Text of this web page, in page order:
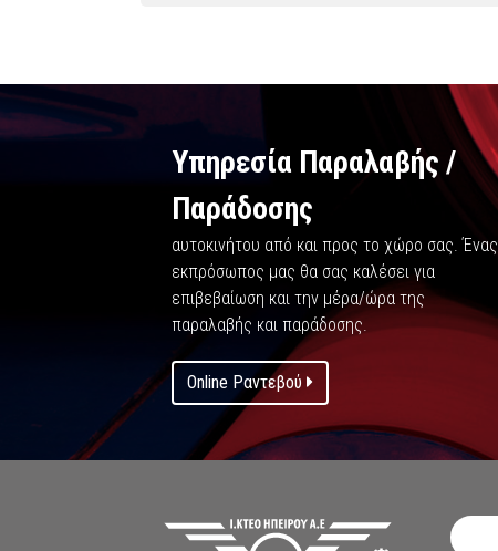
Υπηρεσία Παραλαβής /
Παράδοσης
αυτοκινήτου από και προς το χώρο σας. Ένας
εκπρόσωπος μας θα σας καλέσει για
επιβεβαίωση και την μέρα/ώρα της
παραλαβής και παράδοσης.
Online Ραντεβού